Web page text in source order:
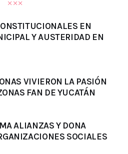
EN
Y AUSTERIDAD EN
VIVIERON LA PASIÓN
FAN DE YUCATÁN
ALIANZAS Y DONA
SOCIALES